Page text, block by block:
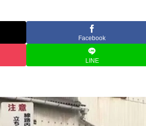
Facebook
LINE